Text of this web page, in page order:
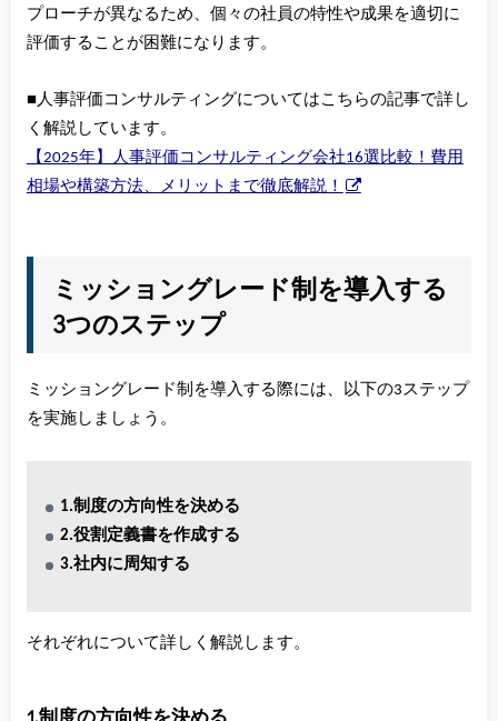
プローチが異なるため、個々の社員の特性や成果を適切に
評価することが困難になります。
■人事評価コンサルティングについてはこちらの記事で詳し
く解説しています。
【2025年】人事評価コンサルティング会社16選比較！費用
相場や構築方法、メリットまで徹底解説！
ミッショングレード制を導入する
3つのステップ
ミッショングレード制を導入する際には、以下の3ステップ
を実施しましょう。
1.制度の方向性を決める
2.役割定義書を作成する
3.社内に周知する
それぞれについて詳しく解説します。